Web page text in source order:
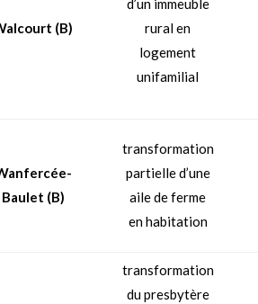
(B)
d’un immeuble
rural en
logement
unifamilial
Baulet (B)
transformation
partielle d’une
aile de ferme
en habitation
transformation
du presbytère